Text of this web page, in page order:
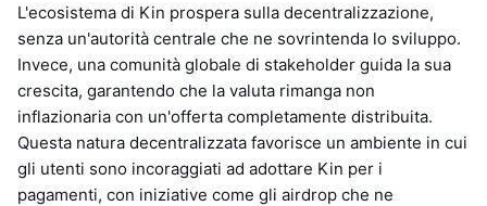
L'ecosistema di Kin prospera sulla decentralizzazione,
senza un'autorità centrale che ne sovrintenda lo sviluppo.
Invece, una comunità globale di stakeholder guida la sua
crescita, garantendo che la valuta rimanga non
inflazionaria con un'offerta completamente distribuita.
Questa natura decentralizzata favorisce un ambiente in cui
gli utenti sono incoraggiati ad adottare Kin per i
pagamenti, con iniziative come gli airdrop che ne